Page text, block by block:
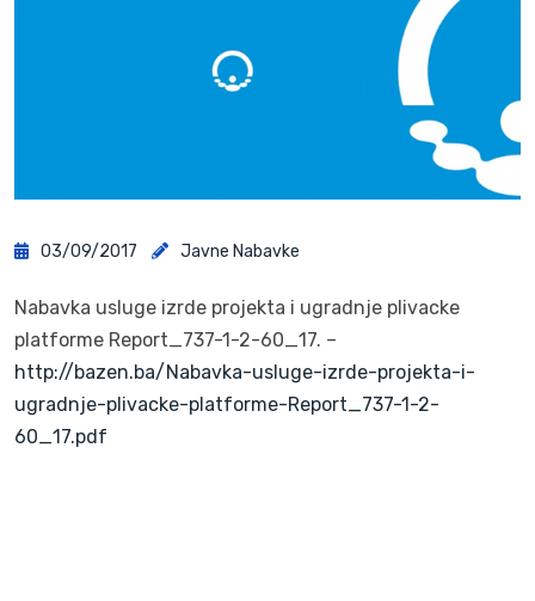
03/09/2017 Javne Nabavke
Nabavka usluge izrde projekta i ugradnje plivacke
platforme Report_737-1-2-60_17. –
http://bazen.ba/Nabavka-usluge-izrde-projekta-i-
ugradnje-plivacke-platforme-Report_737-1-2-
60_17.pdf